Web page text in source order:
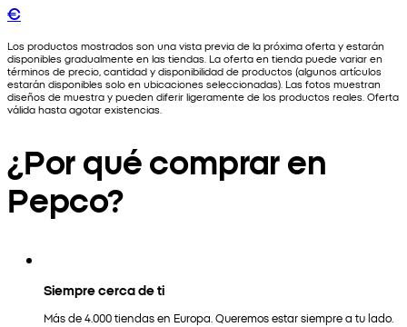
€
Los productos mostrados son una vista previa de la próxima oferta y estarán
disponibles gradualmente en las tiendas. La oferta en tienda puede variar en
términos de precio, cantidad y disponibilidad de productos (algunos artículos
estarán disponibles solo en ubicaciones seleccionadas). Las fotos muestran
diseños de muestra y pueden diferir ligeramente de los productos reales. Oferta
válida hasta agotar existencias.
¿Por qué comprar en
Pepco?
Siempre cerca de ti
Más de 4.000 tiendas en Europa. Queremos estar siempre a tu lado.